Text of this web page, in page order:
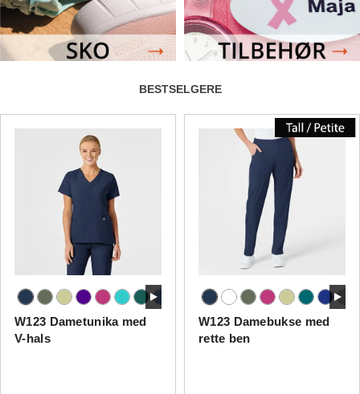
BESTSELGERE
W123 Dametunika med
V-hals
W123 Damebukse med
rette ben